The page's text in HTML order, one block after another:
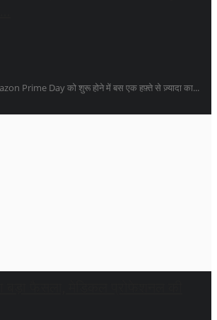
Prime Day को शुरू होने में बस एक हफ़्ते से ज़्यादा का...